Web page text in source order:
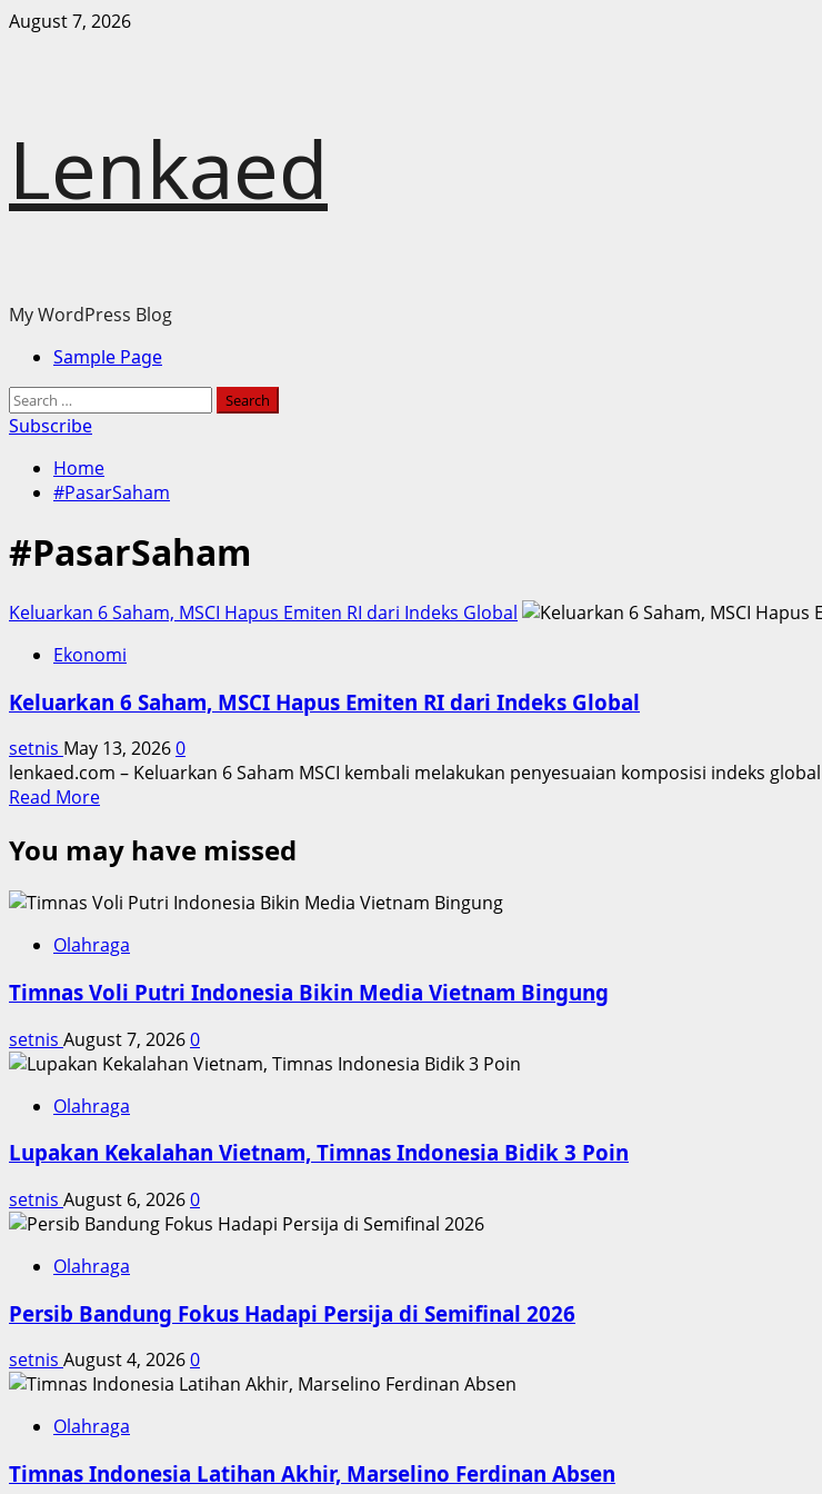
Skip
August 7, 2026
Lenkaed
My WordPress Blog
PrimarySample Page
Search
for:
Subscribe
Home
#PasarSaham
#PasarSaham
Keluarkan 6 Saham, MSCI Hapus Emiten RI dari Indeks Global
Ekonomi
Keluarkan 6 Saham, MSCI Hapus Emiten RI dari Indeks Global
setnis May 13, 20260
lenkaed.com – Keluarkan 6 Saham MSCI kembali melakukan penyesuaian komposisi indeks
Read MoreRead
about
Keluarkan
6
MSCI
Emiten
dari
Indeks
You may have missed
Olahraga
Timnas Voli Putri Indonesia Bikin Media Vietnam Bingung
setnis August 7, 20260
Olahraga
Lupakan Kekalahan Vietnam, Timnas Indonesia Bidik 3 Poin
setnis August 6, 20260
Olahraga
Persib Bandung Fokus Hadapi Persija di Semifinal 2026
setnis August 4, 20260
Olahraga
Timnas Indonesia Latihan Akhir, Marselino Ferdinan Absen